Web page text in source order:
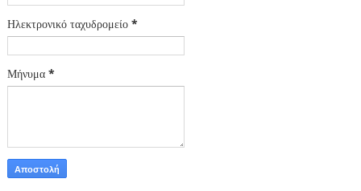
Ηλεκτρονικό ταχυδρομείο *
Μήνυμα *